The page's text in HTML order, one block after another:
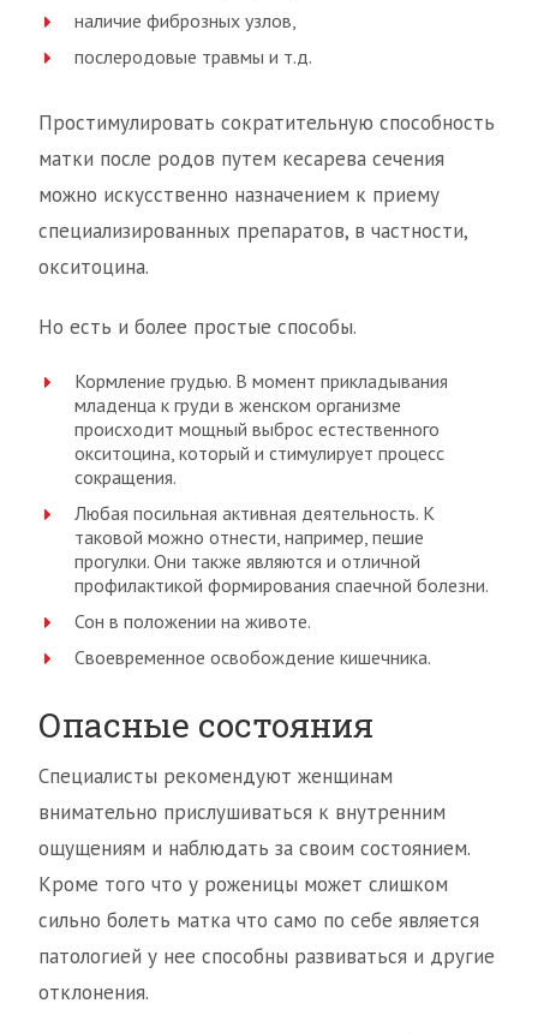
наличие фиброзных узлов,
послеродовые травмы и т.д.
Простимулировать сократительную способность
матки после родов путем кесарева сечения
можно искусственно назначением к приему
специализированных препаратов, в частности,
окситоцина.
Но есть и более простые способы.
Кормление грудью. В момент прикладывания
младенца к груди в женском организме
происходит мощный выброс естественного
окситоцина, который и стимулирует процесс
сокращения.
Любая посильная активная деятельность. К
таковой можно отнести, например, пешие
прогулки. Они также являются и отличной
профилактикой формирования спаечной болезни.
Сон в положении на животе.
Своевременное освобождение кишечника.
Опасные состояния
Специалисты рекомендуют женщинам
внимательно прислушиваться к внутренним
ощущениям и наблюдать за своим состоянием.
Кроме того что у роженицы может слишком
сильно болеть матка что само по себе является
патологией у нее способны развиваться и другие
отклонения.